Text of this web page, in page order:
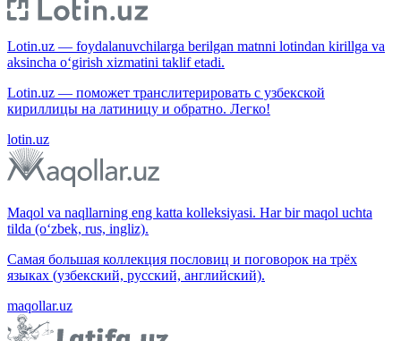
Lotin.uz — foydalanuvchilarga berilgan matnni lotindan kirillga va
aksincha o‘girish xizmatini taklif etadi.
Lotin.uz — поможет транслитерировать с узбекской
кириллицы на латиницу и обратно. Легко!
lotin.uz
Maqol va naqllarning eng katta kolleksiyasi. Har bir maqol uchta
tilda (o‘zbek, rus, ingliz).
Самая большая коллекция пословиц и поговорок на трёх
языках (узбекский, русский, английский).
maqollar.uz